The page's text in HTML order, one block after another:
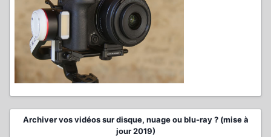
Archiver vos vidéos sur disque, nuage ou blu-ray ? (mise à
jour 2019)